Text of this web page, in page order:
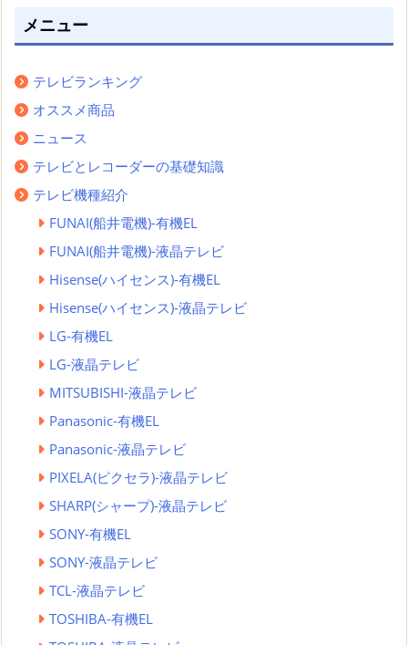
メニュー
テレビランキング
オススメ商品
ニュース
テレビとレコーダーの基礎知識
テレビ機種紹介
FUNAI(船井電機)-有機EL
FUNAI(船井電機)-液晶テレビ
Hisense(ハイセンス)-有機EL
Hisense(ハイセンス)-液晶テレビ
LG-有機EL
LG-液晶テレビ
MITSUBISHI-液晶テレビ
Panasonic-有機EL
Panasonic-液晶テレビ
PIXELA(ピクセラ)-液晶テレビ
SHARP(シャープ)-液晶テレビ
SONY-有機EL
SONY-液晶テレビ
TCL-液晶テレビ
TOSHIBA-有機EL